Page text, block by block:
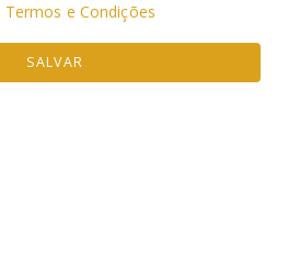
Termos e Condições
SALVAR